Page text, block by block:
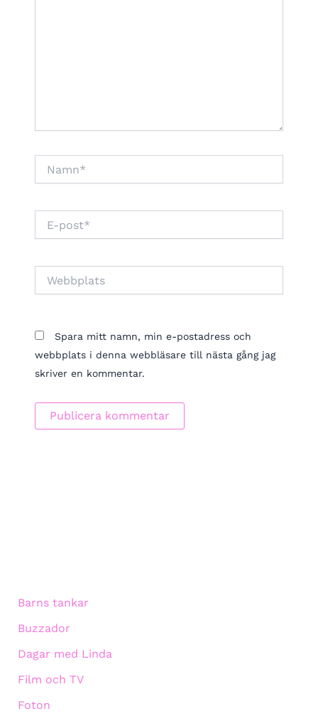
post*
Spara mitt namn, min e-postadress och
webbplats i denna webbläsare till nästa gång jag
skriver en kommentar.
Barns tankar
Buzzador
Dagar med Linda
Film och TV
Foton